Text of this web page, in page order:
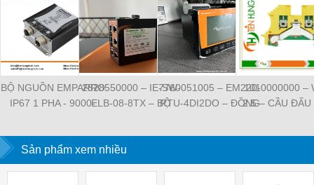
BỘ NGUỒN EMPARRO
IP67 1 PHA - 9000-
EMPARRO IP67
POWER SUPPLY 1-
PHASE
2828550000 – IE-SW-
ELB-08-8TX – BỘ
RJ45 – WEIDMULLER
7760051005 – EM220-
RTU-4DI2DO – ĐỒNG
ĐO ĐIỆN ÁP –
1010000000 –
2.5 – CẦU ĐẤU
Sản phẩm xem nhiều